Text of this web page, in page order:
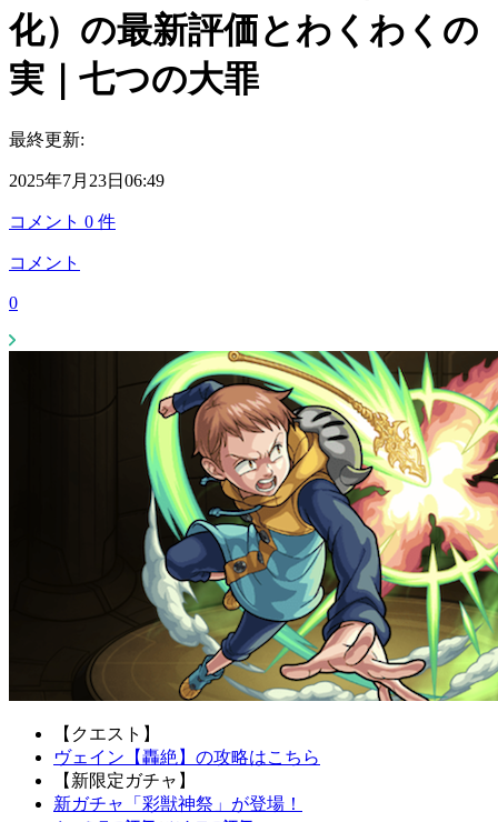
化）の最新評価とわくわくの
実｜七つの大罪
最終更新:
2025年7月23日06:49
コメント 0 件
コメント
0
【クエスト】
ヴェイン【轟絶】の攻略はこちら
【新限定ガチャ】
新ガチャ「彩獣神祭」が登場！